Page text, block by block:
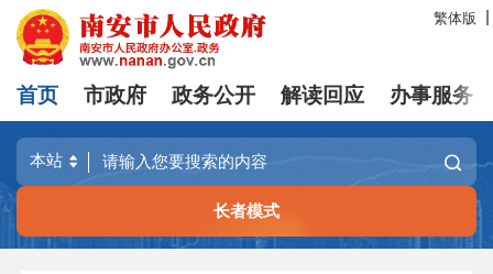
繁体版
首页 市政府 政务公开 解读回应 办事服务
长者模式